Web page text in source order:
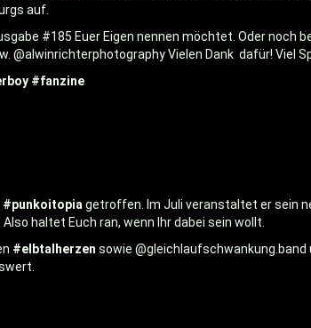
auf.
#185 Euer Eigen nennen möchtet. Oder noch
Vielen Dank dafür! Viel
#fanzine
#punkoitopia getroffen. Im Juli veranstaltet er sein
haltet Euch ran, wenn Ihr dabei sein wollt.
#elbtalherzen sowie @gleichlaufschwankung.band